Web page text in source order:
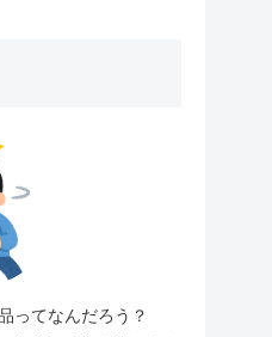
ってなんだろう？